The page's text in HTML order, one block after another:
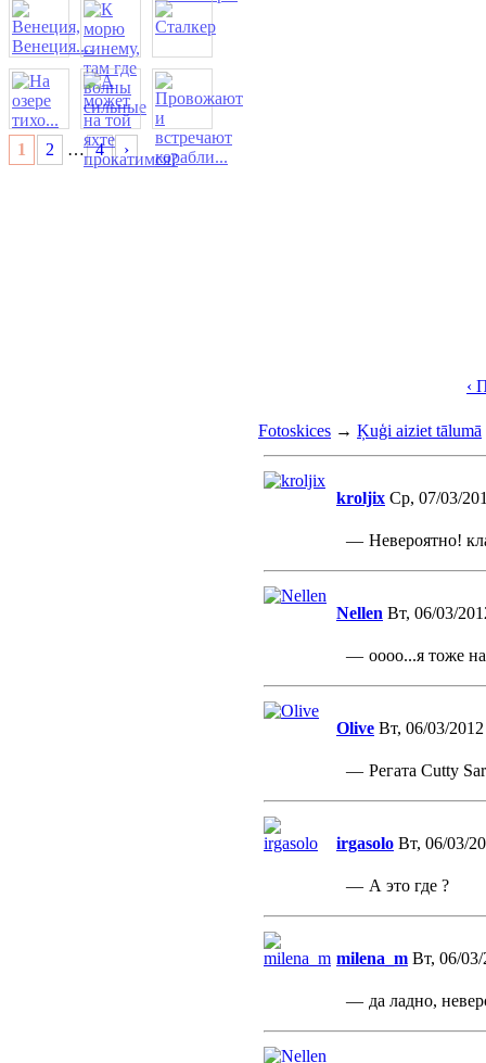
‹
Fotoskices → Ķuģi aiziet tālumā
kroljix Ср, 07/03/
— Невероятно!
Nellen Вт, 06/03/
— оооо...я тоже
Olive Вт, 06/03/
— Регата Cutty
irgasolo Вт, 06/03/
— А это где ?
milena_m Вт, 06/
— да ладно,
1 2 … 4 ›